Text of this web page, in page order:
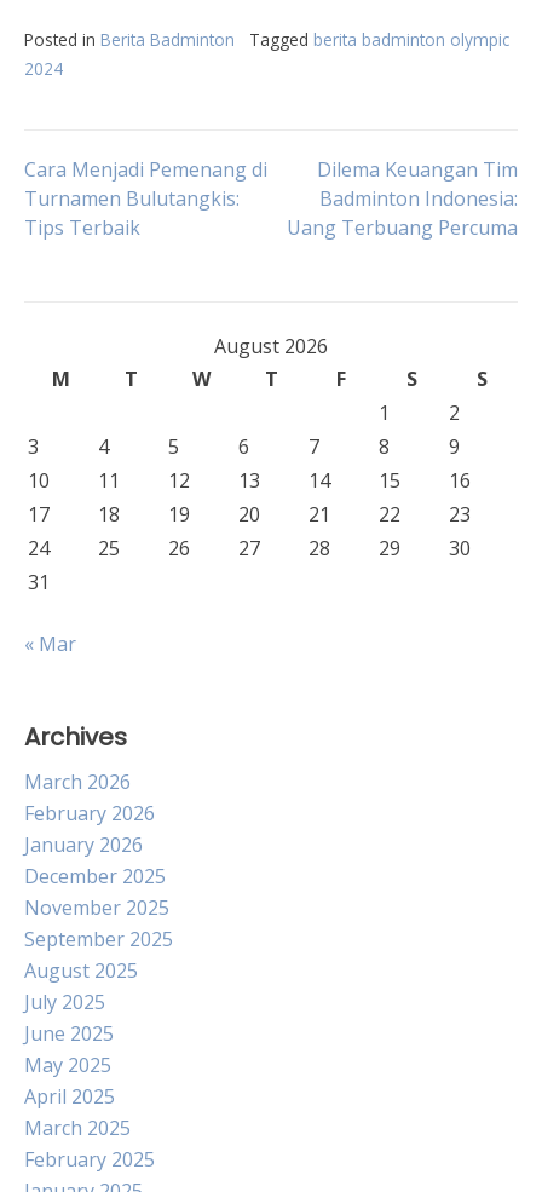
Posted in Berita Badminton Tagged berita badminton olympic
2024
Post
navigation
Cara Menjadi Pemenang di
Turnamen Bulutangkis:
Tips Terbaik
Dilema Keuangan Tim
Badminton Indonesia:
Uang Terbuang Percuma
August 2026
M
T W T F S
S
1
2
3
4 5 6 7 8
9
10
11 12 13 14 15
16
17
18 19 20 21 22
23
24
25 26 27 28 29
30
31
« Mar
Archives
March 2026
February 2026
January 2026
December 2025
November 2025
September 2025
August 2025
July 2025
June 2025
May 2025
April 2025
March 2025
February 2025